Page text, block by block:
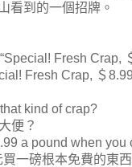
看到的一個招牌。
Fresh Crap,
Fresh Crap, ＄
kind of crap?
便？
a pound when you
一磅根本免費的東西